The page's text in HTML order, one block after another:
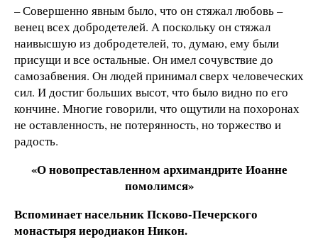
– Совершенно явным было, что он стяжал любовь –
венец всех добродетелей. А поскольку он стяжал
наивысшую из добродетелей, то, думаю, ему были
присущи и все остальные. Он имел сочувствие до
самозабвения. Он людей принимал сверх человеческих
сил. И достиг больших высот, что было видно по его
кончине. Многие говорили, что ощутили на похоронах
не оставленность, не потерянность, но торжество и
радость.
«О новопреставленном архимандрите Иоанне
помолимся»
Вспоминает насельник Псково-Печерского
монастыря иеродиакон Никон.